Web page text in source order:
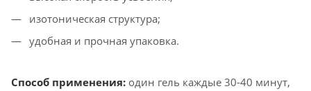
изотоническая структура;
удобная и прочная упаковка.
Способ применения: один гель каждые 30-40 минут,